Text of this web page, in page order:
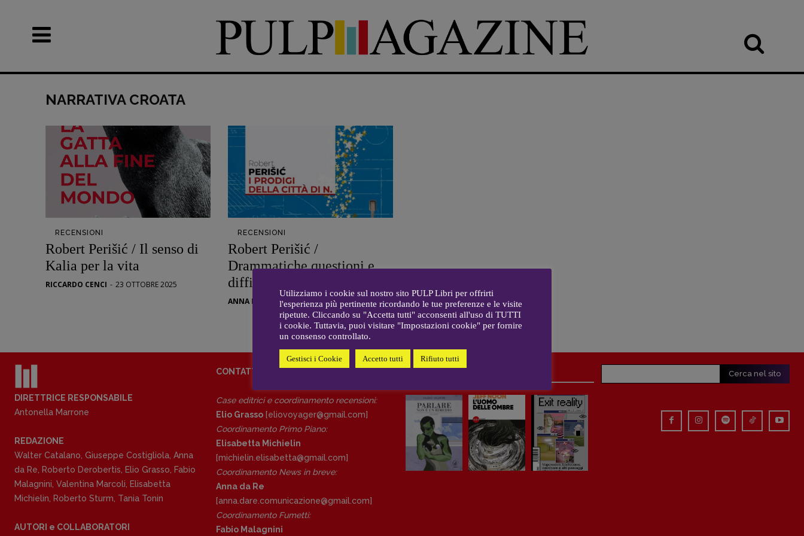
Recensioni
Primo Piano
Interviste
RUBRICHE
Archeologie del
presente
Pulp for kids
Opera prima
12 dicembre
Blade Runner 40
Editoria
Intelligenza
Artificiale
Maestri sommersi
Psichedelia
Scienza
Stranimondi
Tornare a Ballard
Valerio Evangelisti
R EDAZIONE
Walter Catalano
Costigliola
Roberto Derobertis
Grasso Fabio Malagnini
Valentina Marcoli
CONTATTI
recensioni:
Elio Grasso
[eliovoyager@gmail.com]
Coordinamento Primo Piano
Elisabetta Michielin
[michielin.elisabetta@gmail.com]
Anna da Re
[anna.dare.comunicazione@gmail.
com]
Coordinamento Fumetti:
[fabio.malagnini@gmail.com]
Coordinamento Pulp for kids e
Valentina Marcoli
NARRATIVA CROATA
RECENSIONI
Robert Perišić / Il senso di
Kalia per la vita
RICCARDO CENCI - 23 OTTOBRE 2025
RECENSIONI
Robert Perišić /
Drammatiche questioni e
difficili soluzioni
ANNA DI GIANANTONIO - 9 AGOSTO 2021
DIRETTRICE RESPONSABILE
Antonella Marrone
REDAZIONE
Walter Catalano, Giuseppe Costigliola, Anna
da Re, Roberto Derobertis, Elio Grasso, Fabio
Malagnini, Valentina Marcoli, Elisabetta
Michielin, Roberto Sturm, Tania Tonin
AUTORI e COLLABORATORI
CONTATTI
Case editrici e coordinamento recensioni:
Elio Grasso [eliovoyager@gmail.com]
Coordinamento Primo Piano:
Elisabetta Michielin
[michielin.elisabetta@gmail.com]
Coordinamento News in breve:
Anna da Re
[anna.dare.comunicazione@gmail.com]
Coordinamento Fumetti:
Fabio Malagnini
DAL NOSTRO ARCHIVIO Cerca nel sito
Utilizziamo i cookie sul nostro sito PULP Libri per offrirti
l'esperienza più pertinente ricordando le tue preferenze e le visite
ripetute. Cliccando su "Accetta tutti" acconsenti all'uso di TUTTI
i cookie. Tuttavia, puoi visitare "Impostazioni cookie" per fornire
un consenso controllato.
Gestisci i Cookie Accetto tutti Rifiuto tutti